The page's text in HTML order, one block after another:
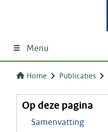
Menu
Home Publicaties
Op deze pagina
Samenvatting